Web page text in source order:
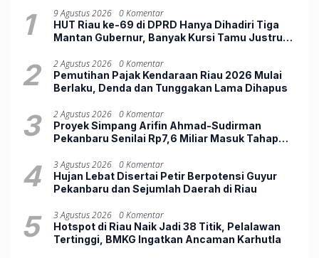
1 9 Agustus 2026 0 Komentar
HUT Riau ke-69 di DPRD Hanya Dihadiri Tiga
Mantan Gubernur, Banyak Kursi Tamu Justru
2 2 Agustus 2026 0 Komentar
Pemutihan Pajak Kendaraan Riau 2026 Mulai
Berlaku, Denda dan Tunggakan Lama Dihapus
3 2 Agustus 2026 0 Komentar
Proyek Simpang Arifin Ahmad-Sudirman
Pekanbaru Senilai Rp7,6 Miliar Masuk Tahap
4 3 Agustus 2026 0 Komentar
Hujan Lebat Disertai Petir Berpotensi Guyur
Pekanbaru dan Sejumlah Daerah di Riau
5 3 Agustus 2026 0 Komentar
Hotspot di Riau Naik Jadi 38 Titik, Pelalawan
Tertinggi, BMKG Ingatkan Ancaman Karhutla